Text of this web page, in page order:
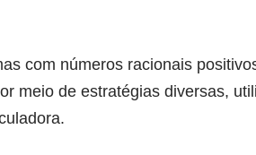
com números racionais
meio de estratégias diversas,